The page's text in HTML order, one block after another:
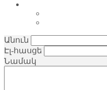
Անուն
Էլ-հասցե
Նամակ